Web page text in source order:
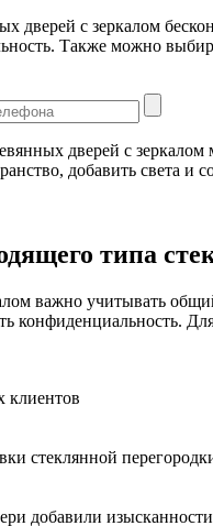
дверей с зеркалом
Также можно
дверей с
добавить света и
типа
важно учитывать
конфиденциальность.
клиентов
стеклянной
добавили